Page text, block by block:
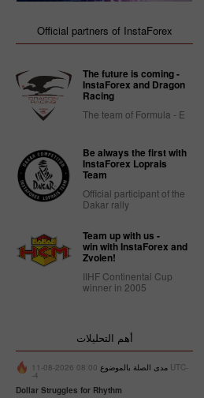
تسارع
تراجع نمو مبيعات الجملة في
Official partners of InstaForex
The future is coming -
InstaForex and Dragon
Racing
The team of Formula - E
Be always the first with
InstaForex Loprais
Team
Official participant of the
Dakar rally
Team up with us -
win with InstaForex and
Zvolen!
IIHF Continental Cup
winner in 2005
أهم التحليلات
مدى الصلة بالموضوع 08:00 2026-08-11 UTC-
-4
Dollar Struggles for Rhythm